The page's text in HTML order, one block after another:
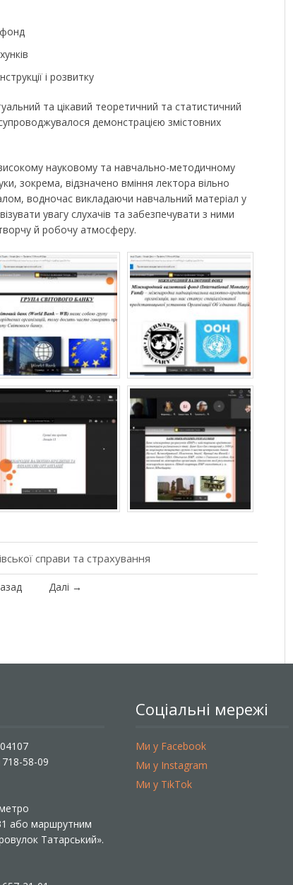
і розвитку
та цікавий теоретичний та статистичний
демонстрацією змістовних
науковому та навчально-методичному
зокрема, відзначено вміння лектора вільно
водночас викладаючи навчальний матеріал у
увагу слухачів та забезпечувати з ними
й робочу атмосферу.
справи та страхування
Далі →
58-09
або маршрутним
Татарський».
Соціальні мережі
Ми у Facebook
Ми у Instagram
Ми у TikTok